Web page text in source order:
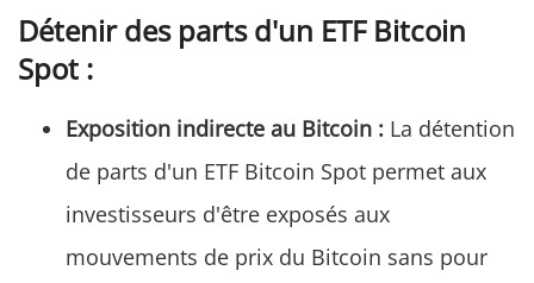
Détenir des parts d'un ETF Bitcoin
Spot :
Exposition indirecte au Bitcoin : La détention
de parts d'un ETF Bitcoin Spot permet aux
investisseurs d'être exposés aux
mouvements de prix du Bitcoin sans pour